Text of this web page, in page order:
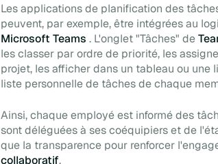
Les applications de planification des
peuvent, par exemple, être intégrées au
Microsoft Teams . L'onglet "Tâches" de
les classer par ordre de priorité, les
projet, les afficher dans un tableau ou une
liste personnelle de tâches de chaque
Ainsi, chaque employé est informé des
sont déléguées à ses coéquipiers et de
que la transparence pour renforcer
collaboratif.